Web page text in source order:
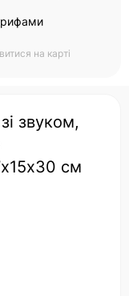
на карті
звуком,
см